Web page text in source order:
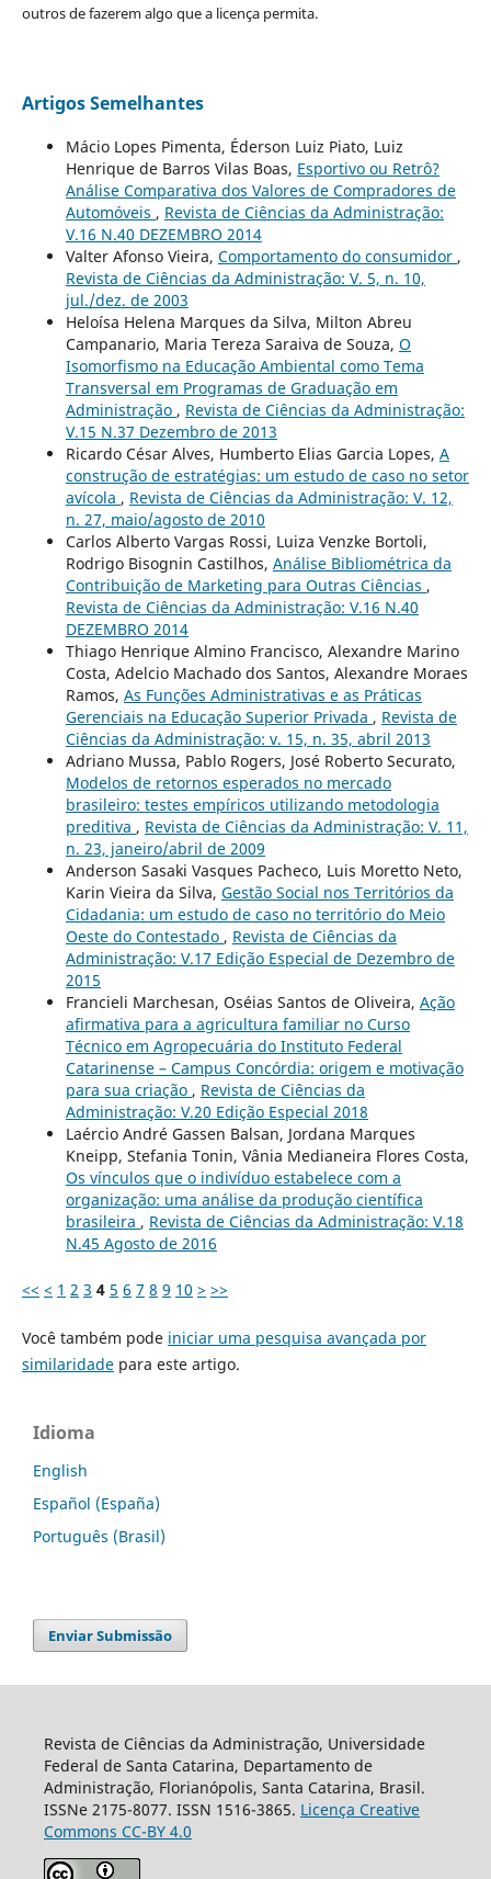
outros de fazerem algo que a licença permita.
Artigos Semelhantes
Mácio Lopes Pimenta, Éderson Luiz Piato, Luiz
Henrique de Barros Vilas Boas, Esportivo ou Retrô?
Análise Comparativa dos Valores de Compradores de
Automóveis , Revista de Ciências da Administração:
V.16 N.40 DEZEMBRO 2014
Valter Afonso Vieira, Comportamento do consumidor ,
Revista de Ciências da Administração: V. 5, n. 10,
jul./dez. de 2003
Heloísa Helena Marques da Silva, Milton Abreu
Campanario, Maria Tereza Saraiva de Souza, O
Isomorfismo na Educação Ambiental como Tema
Transversal em Programas de Graduação em
Administração , Revista de Ciências da Administração:
V.15 N.37 Dezembro de 2013
Ricardo César Alves, Humberto Elias Garcia Lopes, A
construção de estratégias: um estudo de caso no setor
avícola , Revista de Ciências da Administração: V. 12,
n. 27, maio/agosto de 2010
Carlos Alberto Vargas Rossi, Luiza Venzke Bortoli,
Rodrigo Bisognin Castilhos, Análise Bibliométrica da
Contribuição de Marketing para Outras Ciências ,
Revista de Ciências da Administração: V.16 N.40
DEZEMBRO 2014
Thiago Henrique Almino Francisco, Alexandre Marino
Costa, Adelcio Machado dos Santos, Alexandre Moraes
Ramos, As Funções Administrativas e as Práticas
Gerenciais na Educação Superior Privada , Revista de
Ciências da Administração: v. 15, n. 35, abril 2013
Adriano Mussa, Pablo Rogers, José Roberto Securato,
Modelos de retornos esperados no mercado
brasileiro: testes empíricos utilizando metodologia
preditiva , Revista de Ciências da Administração: V. 11,
n. 23, janeiro/abril de 2009
Anderson Sasaki Vasques Pacheco, Luis Moretto Neto,
Karin Vieira da Silva, Gestão Social nos Territórios da
Cidadania: um estudo de caso no território do Meio
Oeste do Contestado , Revista de Ciências da
Administração: V.17 Edição Especial de Dezembro de
2015
Francieli Marchesan, Oséias Santos de Oliveira, Ação
afirmativa para a agricultura familiar no Curso
Técnico em Agropecuária do Instituto Federal
Catarinense – Campus Concórdia: origem e motivação
para sua criação , Revista de Ciências da
Administração: V.20 Edição Especial 2018
Laércio André Gassen Balsan, Jordana Marques
Kneipp, Stefania Tonin, Vânia Medianeira Flores Costa,
Os vínculos que o indivíduo estabelece com a
organização: uma análise da produção científica
brasileira , Revista de Ciências da Administração: V.18
N.45 Agosto de 2016
<< < 1 2 3 4 5 6 7 8 9 10 > >>
Você também pode iniciar uma pesquisa avançada por
similaridadepara este artigo.
Idioma
English
Español (España)
Português (Brasil)
Enviar Submissão
Revista de Ciências da Administração, Universidade
Federal de Santa Catarina, Departamento de
Administração, Florianópolis, Santa Catarina, Brasil.
ISSNe 2175-8077. ISSN 1516-3865. Licença Creative
Commons CC-BY 4.0